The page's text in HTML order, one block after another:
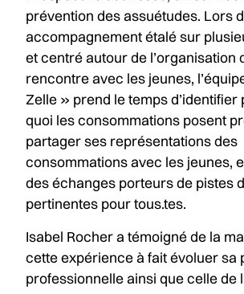
prévention des assuétudes. Lors
accompagnement étalé sur
et centré autour de l’organisation
rencontre avec les jeunes,
Zelle » prend le temps d’identifier
quoi les consommations posent
partager ses représentations des
consommations avec les jeunes,
des échanges porteurs de pistes
pertinentes pour tous.tes.
Isabel Rocher a témoigné de la
cette expérience à fait évoluer sa
professionnelle ainsi que celle de